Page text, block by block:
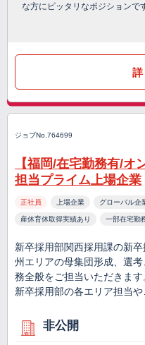
な方にピッタリなポジションで
詳
ジョブNo.764699
【福岡/在宅勤務有/オ
担当プライム上場企業
正社員 上場企業 グローバル企
産休育休取得実績あり 一部在宅勤
新卒採用部関西採用課の新
州エリアの母集団形成、選
務全般をご担当いただきま
新卒採用部の各エリア担当
非公開